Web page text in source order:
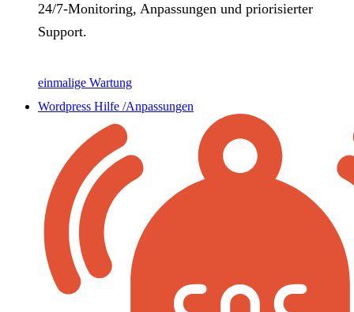
24/7‑Monitoring, Anpassungen und priorisierter
Support.
einmalige Wartung
Wordpress Hilfe /Anpassungen